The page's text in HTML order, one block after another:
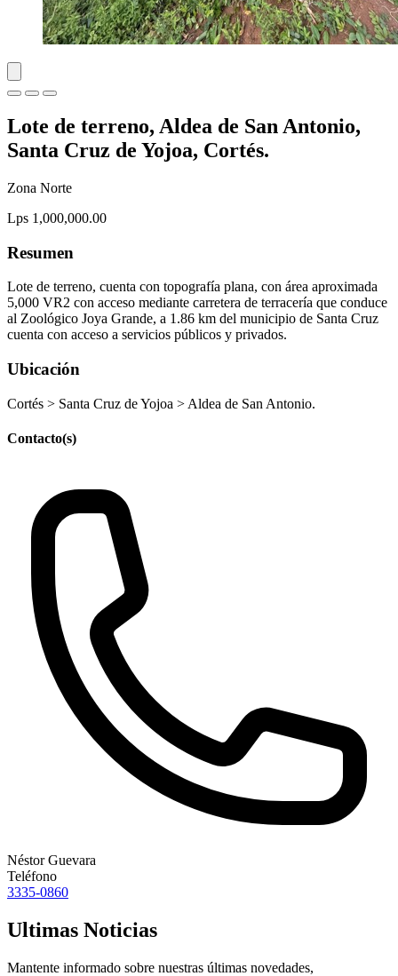
Lote de terreno, Aldea de San Antonio,
Santa Cruz de Yojoa, Cortés.
Zona Norte
Lps 1,000,000.00
Resumen
Lote de terreno, cuenta con topografía plana, con área aproximada
5,000 VR2 con acceso mediante carretera de terracería que conduce
al Zoológico Joya Grande, a 1.86 km del municipio de Santa Cruz
cuenta con acceso a servicios públicos y privados.
Ubicación
Cortés > Santa Cruz de Yojoa > Aldea de San Antonio.
Contacto(s)
Néstor Guevara
Teléfono
3335-0860
Ultimas Noticias
Mantente informado sobre nuestras últimas novedades,